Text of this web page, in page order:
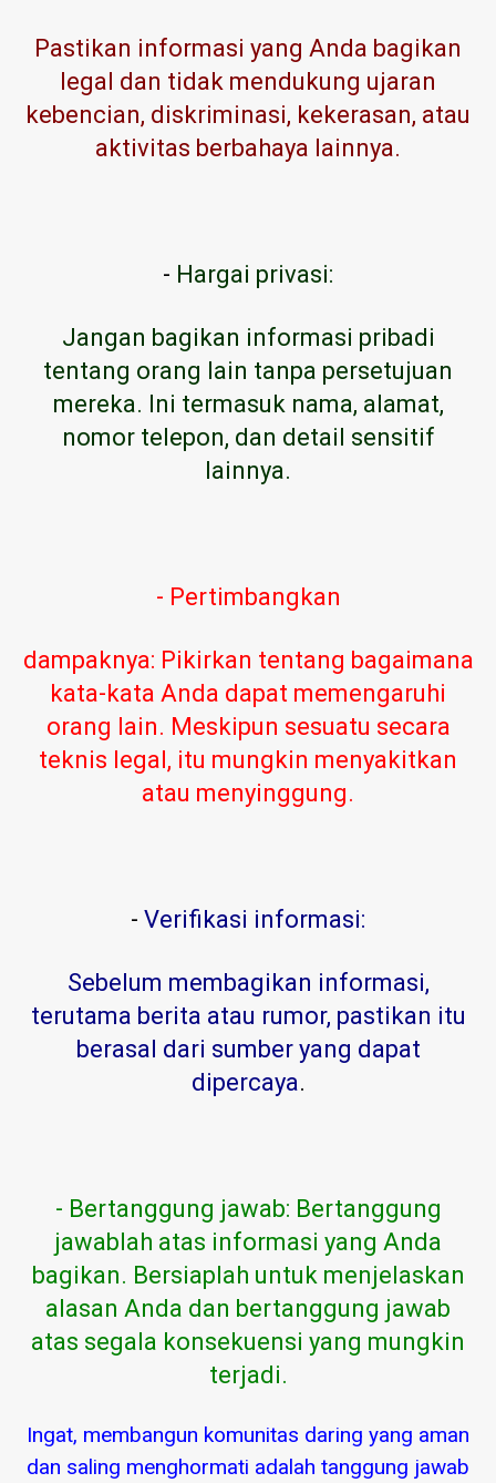
Pastikan informasi yang Anda bagikan
legal dan tidak mendukung ujaran
kebencian, diskriminasi, kekerasan, atau
aktivitas berbahaya lainnya.
- Hargai privasi:
Jangan bagikan informasi pribadi
tentang orang lain tanpa persetujuan
mereka. Ini termasuk nama, alamat,
nomor telepon, dan detail sensitif
lainnya.
- Pertimbangkan
dampaknya: Pikirkan tentang bagaimana
kata-kata Anda dapat memengaruhi
orang lain. Meskipun sesuatu secara
teknis legal, itu mungkin menyakitkan
atau menyinggung.
- Verifikasi informasi:
Sebelum membagikan informasi,
terutama berita atau rumor, pastikan itu
berasal dari sumber yang dapat
dipercaya.
- Bertanggung jawab: Bertanggung
jawablah atas informasi yang Anda
bagikan. Bersiaplah untuk menjelaskan
alasan Anda dan bertanggung jawab
atas segala konsekuensi yang mungkin
terjadi.
Ingat, membangun komunitas daring yang aman
dan saling menghormati adalah tanggung jawab